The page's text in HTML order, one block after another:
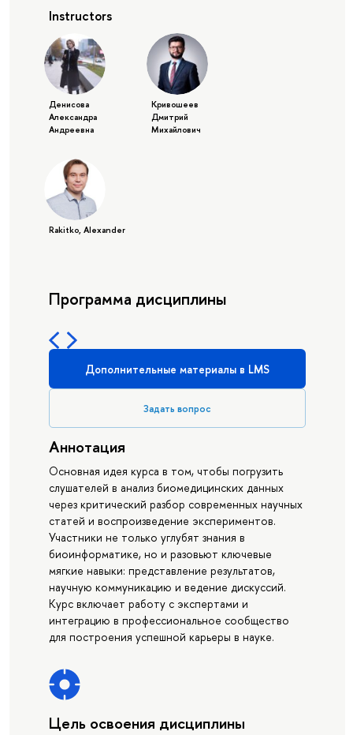
Instructors
Денисова
Александра
Андреевна
Кривошеев
Дмитрий
Михайлович
Rakitko, Alexander
Программа дисциплины
Дополнительные материалы в LMS
Задать вопрос
Аннотация
Основная идея курса в том, чтобы погрузить
слушателей в анализ биомедицинских данных
через критический разбор современных научных
статей и воспроизведение экспериментов.
Участники не только углубят знания в
биоинформатике, но и разовьют ключевые
мягкие навыки: представление результатов,
научную коммуникацию и ведение дискуссий.
Курс включает работу с экспертами и
интеграцию в профессиональное сообщество
для построения успешной карьеры в науке.
Цель освоения дисциплины